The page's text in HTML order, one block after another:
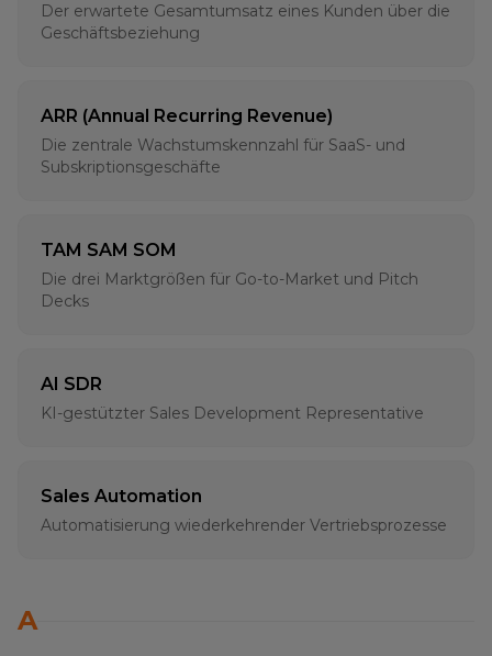
Der erwartete Gesamtumsatz eines Kunden über die
Geschäftsbeziehung
ARR (Annual Recurring Revenue)
Die zentrale Wachstumskennzahl für SaaS- und
Subskriptionsgeschäfte
TAM SAM SOM
Die drei Marktgrößen für Go-to-Market und Pitch
Decks
AI SDR
KI-gestützter Sales Development Representative
Sales Automation
Automatisierung wiederkehrender Vertriebsprozesse
A